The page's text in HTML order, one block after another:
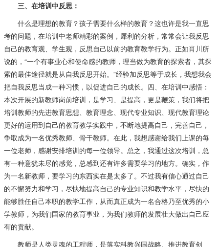
三、在培训中反思：
什么是理想的教育？孩子需要什么样的教育？这也许是我一直思
考的问题，在培训中老师精彩的案例，犀利的分析，常常会让我反思
自己的教育观、学生观，反思自己以前的教育教学行为。正如肖川所
说的，“一个有事业心和使命感的教师，理当做为教育的探索者，其探
索的最佳途径就是从自我反思开始。”经验加反思等于成长，我想我会
把自我反思当成一种习惯，以促进自己的成长。四、在培训中感悟：
本次开展的新教师岗前培训，是学习、是提高，更是鞭策，我们将把
培训教师的先进教育思想、教育理念、现代专业知识、现代教育理论
更好的运用到自己的教育教学实践中，不断地提高自己，完善自己，
争取成为一名优秀教师、骨干教师。在此，我想感谢给我们上课的每
一位老师，感谢安排培训的每一位领导。总之，我通过这次培训，总
有一种意犹未尽的感觉，总感到还有许多需要学习的地方。确实，作
为一名新教师，要学习的东西实在是太多了。不过我有信心通过自己
的不懈努力和学习，尽快地提高自己的专业知识和教学水平，尽快的
能够胜任自己本职的教学工作，从而真正成为一名合格乃至优秀的小
学教师，为我们国家的教育事业，为我们教师的发展壮大做出自己应
有的贡献。
教师是人类灵魂的工程师，是落实科教兴国战略、推进教育创